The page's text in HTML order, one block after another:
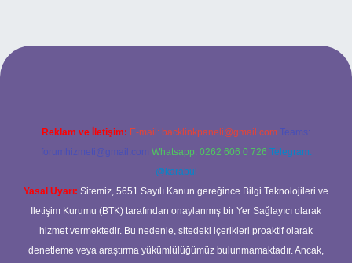
giriş
Reklam ve İletişim: E-mail: backlinkpaneli@gmail.com Teams:
forumhizmeti@gmail.com Whatsapp: 0262 606 0 726 Telegram:
@karabul
Yasal Uyarı: Sitemiz, 5651 Sayılı Kanun gereğince Bilgi Teknolojileri ve
İletişim Kurumu (BTK) tarafından onaylanmış bir Yer Sağlayıcı olarak
hizmet vermektedir. Bu nedenle, sitedeki içerikleri proaktif olarak
denetleme veya araştırma yükümlülüğümüz bulunmamaktadır. Ancak,